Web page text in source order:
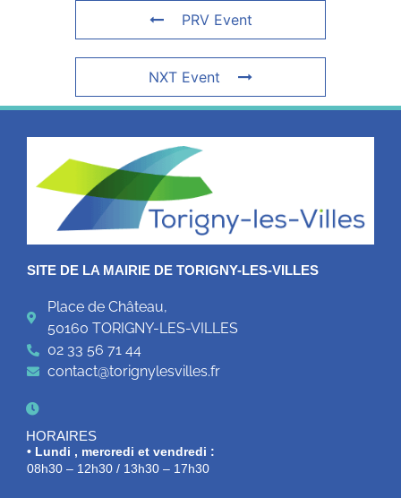
PRV Event
NXT Event
SITE DE LA MAIRIE DE TORIGNY-LES-VILLES
Place de Château,
50160 TORIGNY-LES-VILLES
02 33 56 71 44
contact@torignylesvilles.fr
HORAIRES
• Lundi , mercredi et vendredi :
08h30 – 12h30 / 13h30 – 17h30